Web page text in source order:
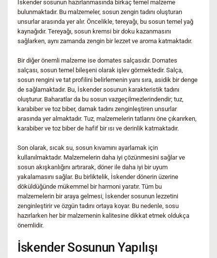
İskender sosunun hazırlanmasında birkaç temel malzeme
bulunmaktadır. Bu malzemeler, sosun zengin tadını oluşturan
unsurlar arasında yer alır. Öncelikle, tereyağı, bu sosun temel yağ
kaynağıdır. Tereyağı, sosun kremsi bir doku kazanmasını
sağlarken, aynı zamanda zengin bir lezzet ve aroma katmaktadır.
Bir diğer önemli malzeme ise domates salçasıdır. Domates
salçası, sosun temel bileşeni olarak işlev görmektedir. Salça,
sosun rengini ve tat profilini belirlemenin yanı sıra, asidik bir denge
de sağlamaktadır. Bu, İskender sosunun karakteristik tadını
oluşturur. Baharatlar da bu sosun vazgeçilmezlerindendir; tuz,
karabiber ve toz biber, damak tadını zenginleştiren unsurlar
arasında yer almaktadır. Tuz, malzemelerin tatlarını öne çıkarırken,
karabiber ve toz biber de hafif bir ısı ve derinlik katmaktadır.
Son olarak, sıcak su, sosun kıvamını ayarlamak için
kullanılmaktadır. Malzemelerin daha iyi çözünmesini sağlar ve
sosun akışkanlığını artırarak, döner ile daha iyi bir uyum
yakalamasını sağlar. Bu birliktelik, İskender dönerin üzerine
döküldüğünde mükemmel bir harmoni yaratır. Tüm bu
malzemelerin bir araya gelmesi, İskender sosunun lezzetini
zenginleştirir ve özgün tadını ortaya koyar. Bu nedenle, sosu
hazırlarken her bir malzemenin kalitesine dikkat etmek oldukça
önemlidir.
İskender Sosunun Yapılışı